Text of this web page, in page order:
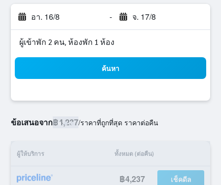
อา. 16/8 - จ. 17/8
ผู้เข้าพัก 2 คน, ห้องพัก 1 ห้อง
ค้นหา
ข้อเสนอจาก฿4,237/ราคาที่ถูกที่สุด ราคาต่อคืน
ผู้ให้บริการ ทั้งหมด (ต่อคืน)
฿4,237 เช็คดีล